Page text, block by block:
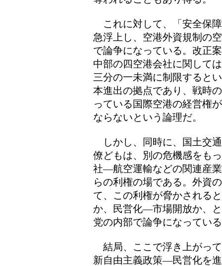
これに対して、「安全保
急浮上し、空港外資規制の
で論争になっている。改正
中部の四空港会社に関して
三分の一未満に制限すると
本進出の拠点であり、戦時
っている国際空港の経営権
ならないという論理だ。
しかし、同時に、国土交
僚どもは、別の危機感をも
社―航空運輸などの関連産
らの利権の場である。外資
て、この利権が脅かされる
か、民営化―市場開放か、
党の内部で論争になってい
結局、ここで浮き上がっ
新自由主義政策―民営化を